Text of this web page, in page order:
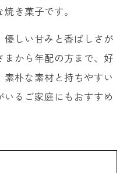
き菓子です。
しい甘みと香ばしさが
から年配の方まで、好
朴な素材と持ちやすい
るご家庭にもおすすめ